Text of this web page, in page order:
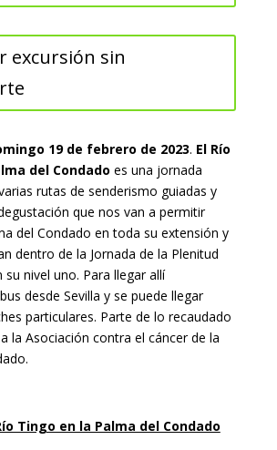
excursión sin
19 de febrero de 2023. El Río
del Condado es una jornada
rutas de senderismo guiadas y
que nos van a permitir
del Condado en toda su extensión y
dentro de la Jornada de la Plenitud
su nivel uno. Para llegar allí
desde Sevilla y se puede llegar
particulares. Parte de lo recaudado
la Asociación contra el cáncer de la
Tingo en la Palma del Condado